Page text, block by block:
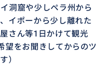
洞窟や少しペラ州から
イポーから少し離れた
さん等1日かけて観光
望をお聞きしてからのツ
）